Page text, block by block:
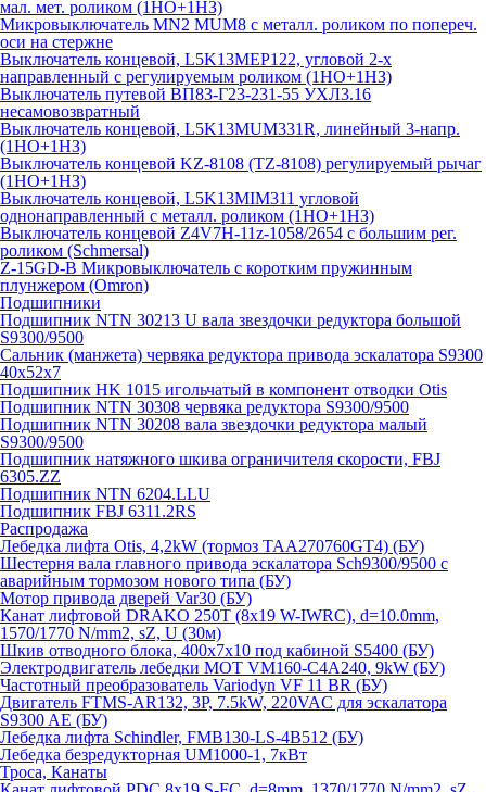
мал. мет. роликом (1НО+1НЗ)
Микровыключатель MN2 MUM8 с металл. роликом по попереч.
оси на стержне
Выключатель концевой, L5K13MEP122, угловой 2-х
направленный с регулируемым роликом (1НО+1НЗ)
Выключатель путевой ВП83-Г23-231-55 УХЛ3.16
несамовозвратный
Выключатель концевой, L5K13MUM331R, линейный 3-напр.
(1НО+1НЗ)
Выключатель концевой KZ-8108 (TZ-8108) регулируемый рычаг
(1НО+1НЗ)
Выключатель концевой, L5K13MIM311 угловой
однонаправленный с металл. роликом (1НО+1НЗ)
Выключатель концевой Z4V7H-11z-1058/2654 с большим рег.
роликом (Schmersal)
Z-15GD-B Микровыключатель с коротким пружинным
плунжером (Omron)
Подшипники
Подшипник NTN 30213 U вала звездочки редуктора большой
S9300/9500
Сальник (манжета) червяка редуктора привода эскалатора S9300
40х52х7
Подшипник HK 1015 игольчатый в компонент отводки Otis
Подшипник NTN 30308 червяка редуктора S9300/9500
Подшипник NTN 30208 вала звездочки редуктора малый
S9300/9500
Подшипник натяжного шкива ограничителя скорости, FBJ
6305.ZZ
Подшипник NTN 6204.LLU
Подшипник FBJ 6311.2RS
Распродажа
Лебедка лифта Otis, 4,2kW (тормоз TAA270760GT4) (БУ)
Шестерня вала главного привода эскалатора Sch9300/9500 с
аварийным тормозом нового типа (БУ)
Мотор привода дверей Var30 (БУ)
Канат лифтовой DRAKO 250T (8x19 W-IWRC), d=10.0mm,
1570/1770 N/mm2, sZ, U (30м)
Шкив отводного блока, 400х7х10 под кабиной S5400 (БУ)
Электродвигатель лебедки MOT VM160-C4A240, 9kW (БУ)
Частотный преобразователь Variodyn VF 11 BR (БУ)
Двигатель FTMS-AR132, 3P, 7.5kW, 220VAC для эскалатора
S9300 AE (БУ)
Лебедка лифта Schindler, FMB130-LS-4B512 (БУ)
Лебедка безредукторная UM1000-1, 7кВт
Троса, Канаты